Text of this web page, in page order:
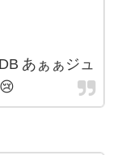
あぁぁジュ